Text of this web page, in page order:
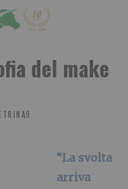
del make
“La svolta
arriva